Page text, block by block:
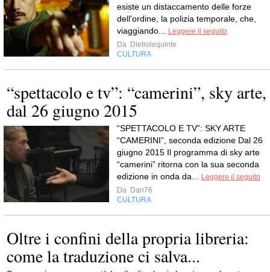
esiste un distaccamento delle forze
dell'ordine, la polizia temporale, che,
viaggiando...
Leggere il seguito
Da Dietrolequinte
CULTURA
“spettacolo e tv”: “camerini”, sky arte,
dal 26 giugno 2015
“SPETTACOLO E TV”: SKY ARTE
“CAMERINI”, seconda edizione Dal 26
giugno 2015 Il programma di sky arte
“camerini” ritorna con la sua seconda
edizione in onda da...
Leggere il seguito
Da Dan76
CULTURA
Oltre i confini della propria libreria:
come la traduzione ci salva...